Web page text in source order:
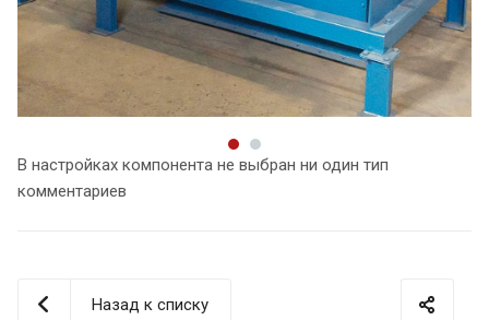
В настройках компонента не выбран ни один тип
комментариев
Назад к списку